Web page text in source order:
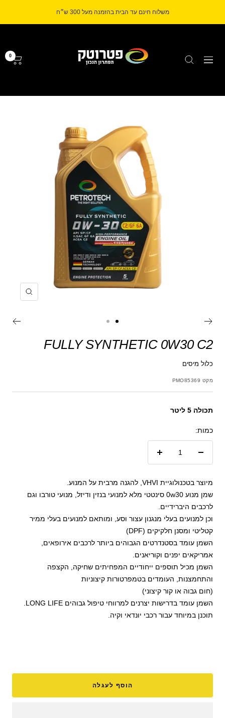
משלוח חינם עד הבית בהזמנה מעל 300 ש״ח
ניווט
0
הקרב
לשקופית
לשקופית
FULLY SYNTHETIC 0W30 C2
כלול מיסים
מקט PMO85369
תכולה 5 ליטר
כמות:
מיוצר בטכנולוגיית VHVI, להגנה מרבית על המנוע.
שמן מנוע 0w30 סינטטי מלא למנועי בנזין ודיזל, מנועי טורבו וגם
לרכבים היברידיים.
וכן למנועים בעלי מנגנון עצור וסע, ומותאם למנועים בעלי ממיר
קטליטי ומסנן חלקיקים (DPF)
השמן עומד בסטנדרטים הגבוהים ביותר לרכבים אירופאים,
אמריקאים יפנים וקוריאנים.
השמן מכיל תוספים ייחודיים המפחיתים שחיקה, הקצפה
והתחמצנות, העומדים בטמפרטורות קיצוניות
(חום גבוה או קור קיצוני)
השמן עומד בדרישות יצרנים למרווחי טיפול גבוהים LONG LIFE.
תוכנן במיוחד עבור רכבי יונדאי וקיה.
הוסף לעגלה